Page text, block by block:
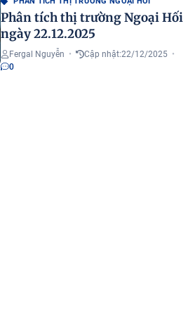
Phân tích thị trường Ngoại Hối
ngày 22.12.2025
Fergal Nguyễn • Cập nhật:22/12/2025 •
0